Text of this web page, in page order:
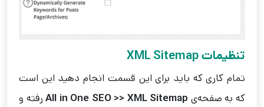
تنظیمات XML Sitemap
تمام کاری که باید برای این قسمت انجام دهید این است
که به صفحه‌ی All in One SEO >> XML Sitemapرفته و